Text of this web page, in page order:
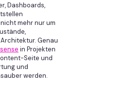
Dashboards,
mehr nur um
Genau
in Projekten
Seite und
und
werden.